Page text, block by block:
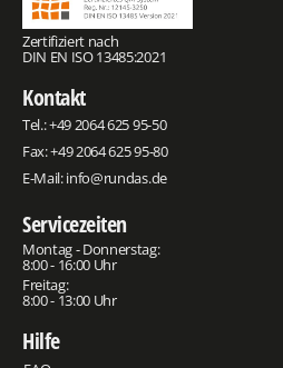
Zertifiziert nach
DIN EN ISO 13485:2021
Kontakt
Tel.:+49 2064 625 95-50
Fax: +49 2064 625 95-80
E-Mail:info@rundas.de
Servicezeiten
Montag - Donnerstag:
8:00 - 16:00 Uhr
Freitag:
8:00 - 13:00 Uhr
Hilfe